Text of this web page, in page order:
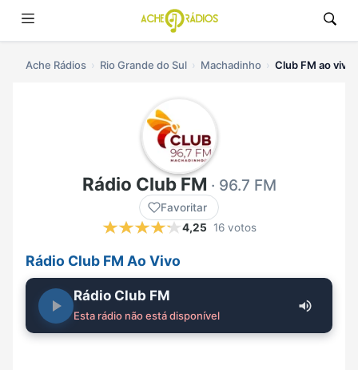
Ache Rádios Rio Grande do Sul Machadinho Club FM ao vivo
Rádio Club FM · 96.7 FM
Favoritar
4,25
16 votos
Rádio Club FM Ao Vivo
Rádio Club FM
Esta rádio não está disponível